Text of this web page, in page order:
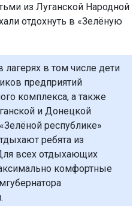
из Луганской Народной
отдохнуть в «Зелёную
лагерях в том числе дети
предприятий
комплекса, а также
и Донецкой
республике»
ребята из
всех отдыхающих
комфортные